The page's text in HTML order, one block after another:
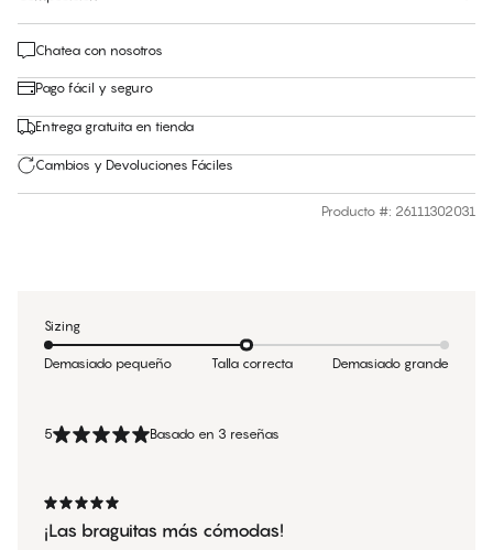
Chatea con nosotros
Pago fácil y seguro
Entrega gratuita en tienda
Cambios y Devoluciones Fáciles
Producto #: 26111302031
5 Basado en 3 reseñas
¡Las braguitas más cómodas!
Sizing
Demasiado pequeño Talla correcta Demasiado grande